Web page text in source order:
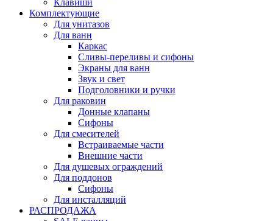
Клавиши
Комплектующие
Для унитазов
Для ванн
Каркас
Сливы-переливы и сифоны
Экраны для ванн
Звук и свет
Подголовники и ручки
Для раковин
Донные клапаны
Сифоны
Для смесителей
Встраиваемые части
Внешние части
Для душевых ограждений
Для поддонов
Сифоны
Для инсталляций
РАСПРОДАЖА